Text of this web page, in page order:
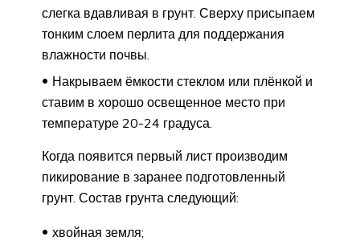
слегка вдавливая в грунт. Сверху присыпаем
тонким слоем перлита для поддержания
влажности почвы.
Накрываем ёмкости стеклом или плёнкой и
ставим в хорошо освещенное место при
температуре 20-24 градуса.
Когда появится первый лист производим
пикирование в заранее подготовленный
грунт. Состав грунта следующий:
хвойная земля;